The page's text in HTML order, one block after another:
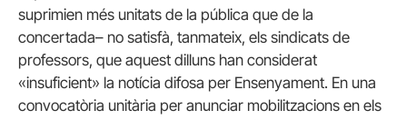
suprimien més unitats de la pública que de la
concertada– no satisfà, tanmateix, els sindicats de
professors, que aquest dilluns han considerat
«insuficient» la notícia difosa per Ensenyament. En una
convocatòria unitària per anunciar mobilitzacions en els